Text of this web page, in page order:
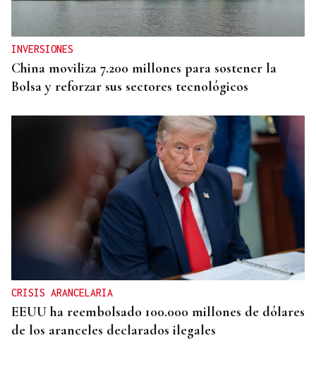
INVERSIONES
China moviliza 7.200 millones para sostener la
Bolsa y reforzar sus sectores tecnológicos
CRISIS ARANCELARIA
EEUU ha reembolsado 100.000 millones de dólares
de los aranceles declarados ilegales